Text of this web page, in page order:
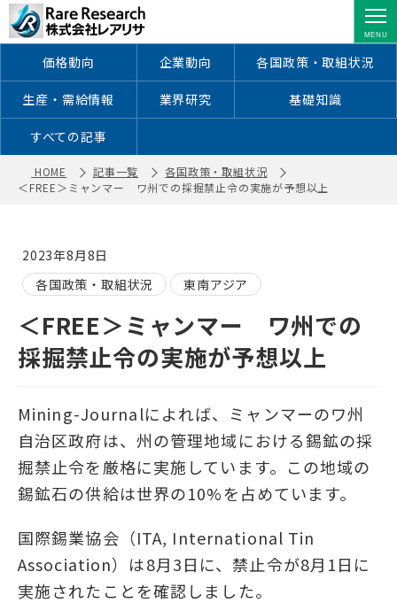
＜FREE＞ミャンマー ワ州での採掘
禁止令の実施が予想以上 ｜ 株式会社
レアリサ
価格動向 企業動向 各国政策・取組状況
生産・需給情報 業界研究 基礎知識
すべての記事
HOME 記事一覧
各国政策・取組状況
＜FREE＞ミャンマー ワ州での採掘禁止令の実施が予想以上
2023年8月8日
各国政策・取組状況
東南アジア
＜FREE＞ミャンマー ワ州での
採掘禁止令の実施が予想以上
Mining-Journalによれば、ミャンマーのワ州
自治区政府は、州の管理地域における錫鉱の採
掘禁止令を厳格に実施しています。この地域の
錫鉱石の供給は世界の10%を占めています。
国際錫業協会（ITA, International Tin
Association）は8月3日に、禁止令が8月1日に
実施されたことを確認しました。